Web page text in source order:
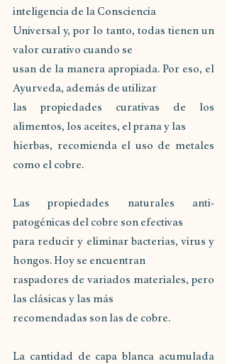
inteligencia de la Consciencia
Universal y, por lo tanto, todas tienen un
valor curativo cuando se
usan de la manera apropiada. Por eso, el
Ayurveda, además de utilizar
las propiedades curativas de los
alimentos, los aceites, el prana y las
hierbas, recomienda el uso de metales
como el cobre.
Las propiedades naturales anti-
patogénicas del cobre son efectivas
para reducir y eliminar bacterias, virus y
hongos. Hoy se encuentran
raspadores de variados materiales, pero
las clásicas y las más
recomendadas son las de cobre.
La cantidad de capa blanca acumulada